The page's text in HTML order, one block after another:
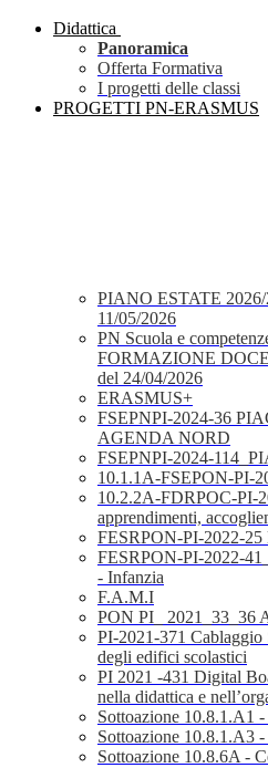
Didattica
Panoramica
Offerta Formativa
I progetti delle classi
PROGETTI PN-ERASMUS
PIANO ESTATE 2026/
11/05/2026
PN Scuola e
FORMAZIONE
del 24/04/2026
ERASMUS+
FSEPNPI-2024-36
AGENDA NORD
FSEPNPI-2024-
10.1.1A-FSEPON-PI-
10.2.2A-FDRPOC-PI-
apprendimenti,
FESRPON-PI-2022-
FESRPON-PI-2022-
- Infanzia
F.A.M.I
PON PI_ 2021_33_36
PI-2021-371 Cablaggio
degli edifici scolastici
PI 2021 -431 Digital
nella didattica e
Sottoazione 10.8.1.A1
Sottoazione 10.8.1.A3
Sottoazione 10.8.6A -